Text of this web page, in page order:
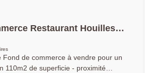
Restaurant Houilles
Fond de commerce à vendre pour un
110m2 de superficie - proximité